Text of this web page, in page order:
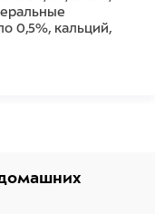
0,5%, кальций,
значения) на